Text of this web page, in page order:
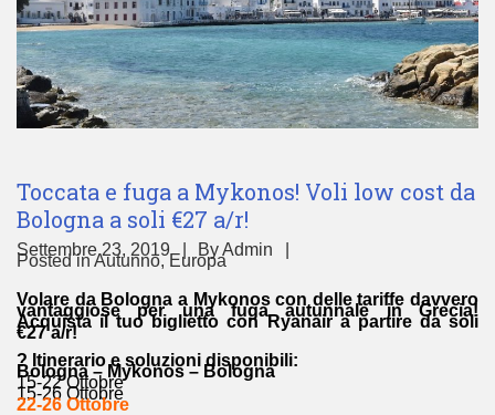
Toccata e fuga a Mykonos! Voli low cost da
Bologna a soli €27 a/r!
Settembre 23, 2019 ByAdmin
Posted inAutunno,Europa
Volare da Bologna a Mykonos con delle tariffe davvero
vantaggiose per una fuga autunnale in Grecia!
Acquista il tuo biglietto con Ryanair a partire da soli
€27 a/r!
? Itinerario e soluzioni disponibili:
Bologna – Mykonos – Bologna
15-22 Ottobre
15-26 Ottobre
22-26 Ottobre